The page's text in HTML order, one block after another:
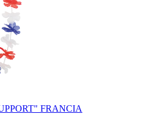
FRANCIA